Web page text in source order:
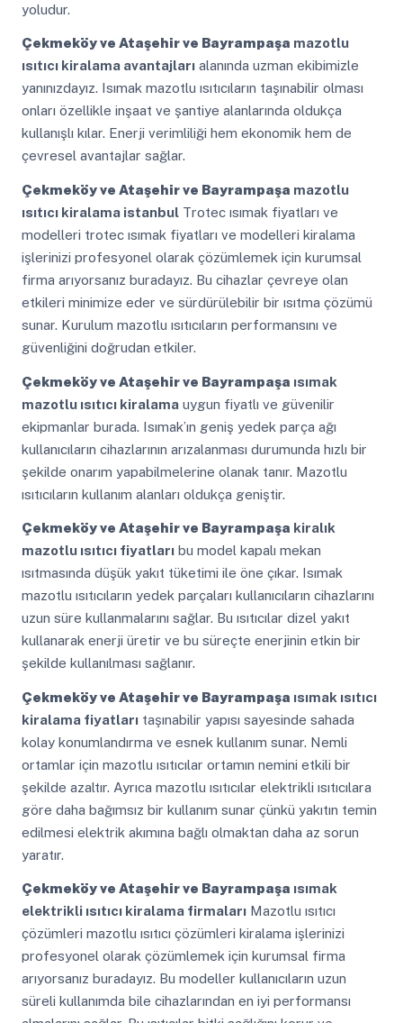
yoludur.
Çekmeköy ve Ataşehir ve Bayrampaşa mazotlu
ısıtıcı kiralama avantajlarıalanında uzman ekibimizle
yanınızdayız. Isımak mazotlu ısıtıcıların taşınabilir olması
onları özellikle inşaat ve şantiye alanlarında oldukça
kullanışlı kılar. Enerji verimliliği hem ekonomik hem de
çevresel avantajlar sağlar.
Çekmeköy ve Ataşehir ve Bayrampaşa mazotlu
ısıtıcı kiralama istanbulTrotec ısımak fiyatları ve
modelleri trotec ısımak fiyatları ve modelleri kiralama
işlerinizi profesyonel olarak çözümlemek için kurumsal
firma arıyorsanız buradayız. Bu cihazlar çevreye olan
etkileri minimize eder ve sürdürülebilir bir ısıtma çözümü
sunar. Kurulum mazotlu ısıtıcıların performansını ve
güvenliğini doğrudan etkiler.
Çekmeköy ve Ataşehir ve Bayrampaşa ısımak
mazotlu ısıtıcı kiralamauygun fiyatlı ve güvenilir
ekipmanlar burada. Isımak’ın geniş yedek parça ağı
kullanıcıların cihazlarının arızalanması durumunda hızlı bir
şekilde onarım yapabilmelerine olanak tanır. Mazotlu
ısıtıcıların kullanım alanları oldukça geniştir.
Çekmeköy ve Ataşehir ve Bayrampaşa kiralık
mazotlu ısıtıcı fiyatlarıbu model kapalı mekan
ısıtmasında düşük yakıt tüketimi ile öne çıkar. Isımak
mazotlu ısıtıcıların yedek parçaları kullanıcıların cihazlarını
uzun süre kullanmalarını sağlar. Bu ısıtıcılar dizel yakıt
kullanarak enerji üretir ve bu süreçte enerjinin etkin bir
şekilde kullanılması sağlanır.
Çekmeköy ve Ataşehir ve Bayrampaşa ısımak ısıtıcı
kiralama fiyatlarıtaşınabilir yapısı sayesinde sahada
kolay konumlandırma ve esnek kullanım sunar. Nemli
ortamlar için mazotlu ısıtıcılar ortamın nemini etkili bir
şekilde azaltır. Ayrıca mazotlu ısıtıcılar elektrikli ısıtıcılara
göre daha bağımsız bir kullanım sunar çünkü yakıtın temin
edilmesi elektrik akımına bağlı olmaktan daha az sorun
yaratır.
Çekmeköy ve Ataşehir ve Bayrampaşa ısımak
elektrikli ısıtıcı kiralama firmalarıMazotlu ısıtıcı
çözümleri mazotlu ısıtıcı çözümleri kiralama işlerinizi
profesyonel olarak çözümlemek için kurumsal firma
arıyorsanız buradayız. Bu modeller kullanıcıların uzun
süreli kullanımda bile cihazlarından en iyi performansı